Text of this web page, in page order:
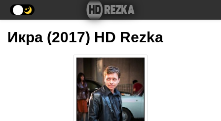
Икра (2017) HD Rezka